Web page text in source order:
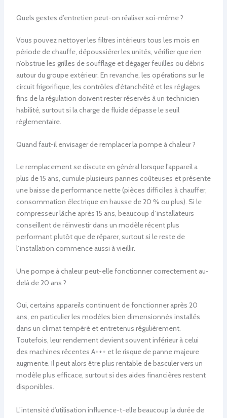
Quels gestes d’entretien peut-on réaliser soi-même ?
Vous pouvez nettoyer les filtres intérieurs tous les mois en
période de chauffe, dépoussiérer les unités, vérifier que rien
n’obstrue les grilles de soufflage et dégager feuilles ou débris
autour du groupe extérieur. En revanche, les opérations sur le
circuit frigorifique, les contrôles d’étanchéité et les réglages
fins de la régulation doivent rester réservés à un technicien
habilité, surtout si la charge de fluide dépasse le seuil
réglementaire.
Quand faut-il envisager de remplacer la pompe à chaleur ?
Le remplacement se discute en général lorsque l’appareil a
plus de 15 ans, cumule plusieurs pannes coûteuses et présente
une baisse de performance nette (pièces difficiles à chauffer,
consommation électrique en hausse de 20 % ou plus). Si le
compresseur lâche après 15 ans, beaucoup d’installateurs
conseillent de réinvestir dans un modèle récent plus
performant plutôt que de réparer, surtout si le reste de
l’installation commence aussi à vieillir.
Une pompe à chaleur peut-elle fonctionner correctement au-
delà de 20 ans ?
Oui, certains appareils continuent de fonctionner après 20
ans, en particulier les modèles bien dimensionnés installés
dans un climat tempéré et entretenus régulièrement.
Toutefois, leur rendement devient souvent inférieur à celui
des machines récentes A+++ et le risque de panne majeure
augmente. Il peut alors être plus rentable de basculer vers un
modèle plus efficace, surtout si des aides financières restent
disponibles.
L’intensité d’utilisation influence-t-elle beaucoup la durée de